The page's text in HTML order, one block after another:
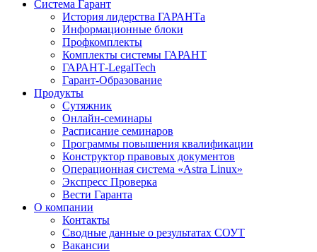
Система Гарант
История лидерства ГАРАНТа
Информационные блоки
Профкомплекты
Комплекты системы ГАРАНТ
ГАРАНТ-LegalTech
Гарант-Образование
Продукты
Сутяжник
Онлайн-семинары
Расписание семинаров
Программы повышения квалификации
Конструктор правовых документов
Операционная система «Astra Linux»
Экспресс Проверка
Вести Гаранта
О компании
Контакты
Сводные данные о результатах СОУТ
Вакансии